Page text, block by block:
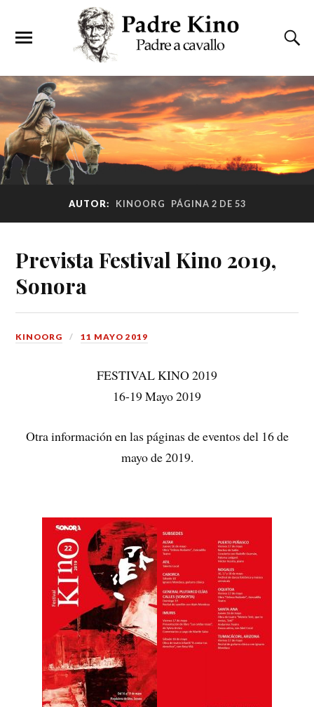
AUTOR: KINOORG PÁGINA 2 DE 53
Prevista Festival Kino 2019,
Sonora
KINOORG 11 MAYO 2019
FESTIVAL KINO 2019
16-19 Mayo 2019
Otra información en las páginas de eventos del 16 de
mayo de 2019.